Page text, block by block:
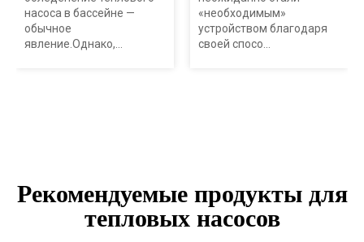
насоса в бассейне —
обычное
явление.Однако,...
«необходимым»
устройством благодаря
своей спосо...
Рекомендуемые продукты для
тепловых насосов